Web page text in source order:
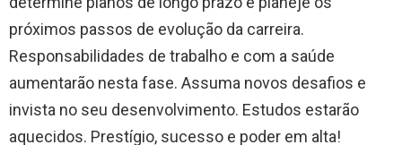
próximos passos de evolução da carreira.
Responsabilidades de trabalho e com a saúde
aumentarão nesta fase. Assuma novos desafios e
invista no seu desenvolvimento. Estudos estarão
aquecidos. Prestígio, sucesso e poder em alta!